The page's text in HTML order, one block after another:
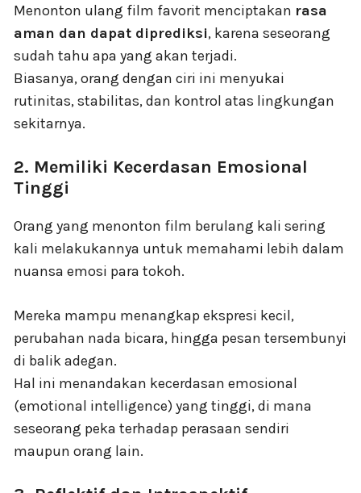
Menonton ulang film favorit menciptakan rasa
aman dan dapat diprediksi, karena seseorang
sudah tahu apa yang akan terjadi.
Biasanya, orang dengan ciri ini menyukai
rutinitas, stabilitas, dan kontrol atas lingkungan
sekitarnya.
2. Memiliki Kecerdasan Emosional
Tinggi
Orang yang menonton film berulang kali sering
kali melakukannya untuk memahami lebih dalam
nuansa emosi para tokoh.
Mereka mampu menangkap ekspresi kecil,
perubahan nada bicara, hingga pesan tersembunyi
di balik adegan.
Hal ini menandakan kecerdasan emosional
(emotional intelligence) yang tinggi, di mana
seseorang peka terhadap perasaan sendiri
maupun orang lain.